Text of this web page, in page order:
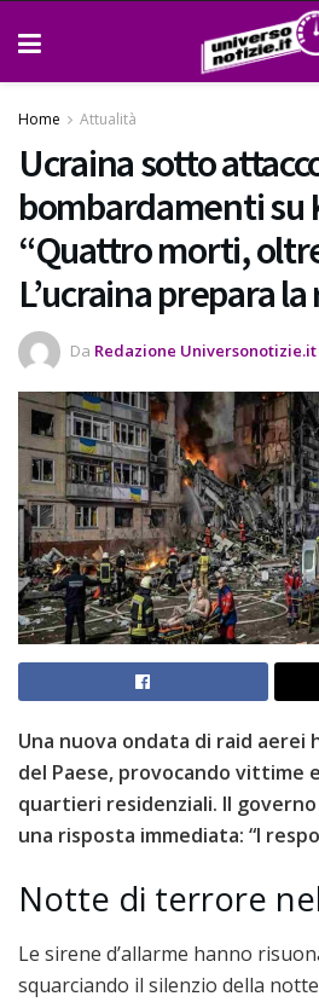
Home Attualità
Ucraina sotto
bombardamenti su
“Quattro morti,
L’ucraina prepara
Da Redazione Universonotizie.it
Una nuova ondata di raid aerei
del Paese, provocando vittime
quartieri residenziali. Il
una risposta immediata: “I
Notte di terrore
Le sirene d’allarme hanno
squarciando il silenzio della